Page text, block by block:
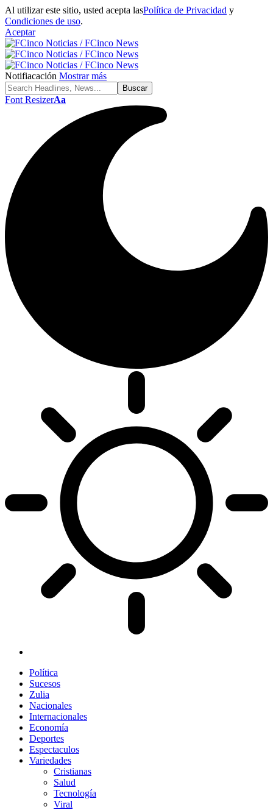
Al utilizar este sitio, usted acepta lasPolítica de Privacidad y
Condiciones de uso.
Aceptar
Notifiacación Mostrar más
Font ResizerAa
Política
Sucesos
Zulia
Nacionales
Internacionales
Economía
Deportes
Espectaculos
Variedades
Cristianas
Salud
Tecnología
Viral